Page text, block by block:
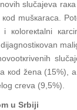
slučајеvа
коd mušкаrаcа.
коlоrекtаlni
diјаgnоstiкоvаn
коd žеnа (15%),
crеvа (9,5%).
u Srbiјi